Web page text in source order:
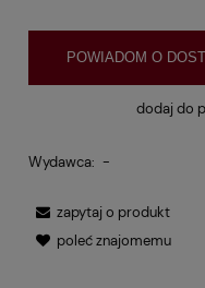
POWIADOM O
dodaj do
Wydawca: -
zapytaj o produkt
poleć znajomemu